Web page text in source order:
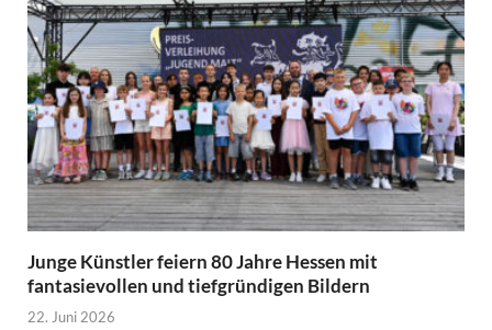
Junge Künstler feiern 80 Jahre Hessen mit
fantasievollen und tiefgründigen Bildern
22. Juni 2026